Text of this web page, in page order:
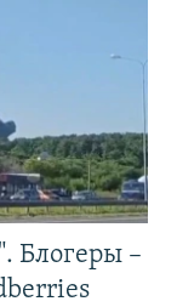
Блогеры –